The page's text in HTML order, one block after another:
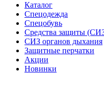
Каталог
Спецодежда
Спецобувь
Средства защиты
СИЗ органов дыхания
Защитные перчатки
Акции
Новинки